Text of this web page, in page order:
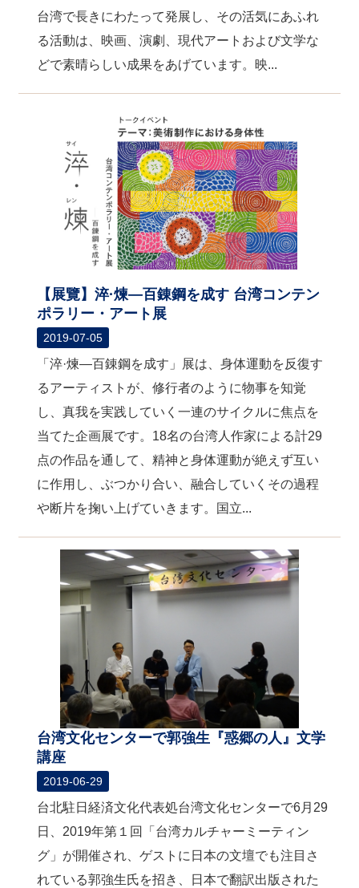
台湾で長きにわたって発展し、その活気にあふれ
る活動は、映画、演劇、現代アートおよび文学な
どで素晴らしい成果をあげています。映...
【展覽】淬·煉―百錬鋼を成す 台湾コンテン
ポラリー・アート展
2019-07-05
「淬·煉―百錬鋼を成す」展は、身体運動を反復す
るアーティストが、修行者のように物事を知覚
し、真我を実践していく一連のサイクルに焦点を
当てた企画展です。18名の台湾人作家による計29
点の作品を通して、精神と身体運動が絶えず互い
に作用し、ぶつかり合い、融合していくその過程
や断片を掬い上げていきます。国立...
台湾文化センターで郭強生『惑郷の人』文学
講座
2019-06-29
台北駐日経済文化代表処台湾文化センターで6月29
日、2019年第１回「台湾カルチャーミーティン
グ」が開催され、ゲストに日本の文壇でも注目さ
れている郭強生氏を招き、日本で翻訳出版された